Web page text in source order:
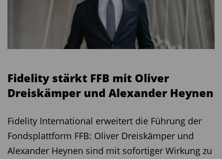
Fidelity stärkt FFB mit Oliver
Dreiskämper und Alexander Heynen
Fidelity International erweitert die Führung der
Fondsplattform FFB: Oliver Dreiskämper und
Alexander Heynen sind mit sofortiger Wirkung zu